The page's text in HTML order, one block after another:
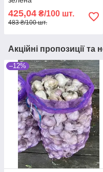
425,04 ₴/100 шт.
483 ₴/100 шт.
Акційні пропозиції та
–12%